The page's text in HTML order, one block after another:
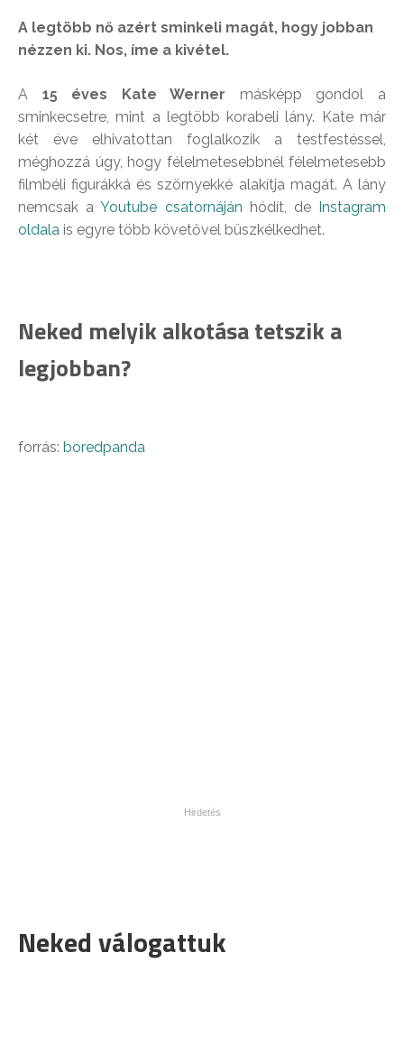
A legtöbb nő azért sminkeli magát, hogy jobban
nézzen ki. Nos, íme a kivétel.
A 15 éves Kate Werner másképp gondol a
sminkecsetre, mint a legtöbb korabeli lány. Kate már
két éve elhivatottan foglalkozik a testfestéssel,
méghozzá úgy, hogy félelmetesebbnél félelmetesebb
filmbéli figurákká és szörnyekké alakítja magát. A lány
nemcsak aYoutube csatornáján hódít, de
Instagram
oldala is egyre több követővel büszkélkedhet.
Neked melyik alkotása tetszik a
legjobban?
forrás: boredpanda
Neked válogattuk